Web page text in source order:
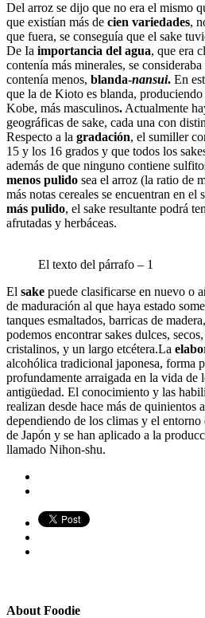
Del arroz se dijo que no era el mismo
que existían más de cien variedades,
que fuera, se conseguía que el sake
De Ia importancia del agua, que era
contenía más minerales, se consideraba
contenía menos, blanda-nansui. En
que la de Kioto es blanda,
Kobe, más masculinos. Actualmente
geográficas de sake, cada una con
Respecto a la gradación, el sumiller
15 y los 16 grados y que todos los
además de que ninguno contiene
menos pulido sea el arroz (la ratio de
más notas cereales se encuentran en
más pulido, el sake resultante podrá
afrutadas y herbáceas.
El texto del párrafo – 1
El sake puede clasificarse en nuevo o
de maduración al que haya estado
tanques esmaltados, barricas de
podemos encontrar sakes dulces,
cristalinos, y un largo etcétera.La
alcohólica tradicional japonesa, forma
profundamente arraigada en la vida de
antigüedad. El conocimiento y las
realizan desde hace más de quinientos
dependiendo de los climas y el entorno
de Japón y se han aplicado a la
llamado Nihon-shu.
About Foodie